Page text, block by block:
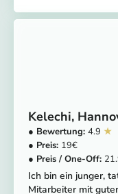
Kelechi
4.9
19
Ich bin ein junger,
Mitarbeiter mit